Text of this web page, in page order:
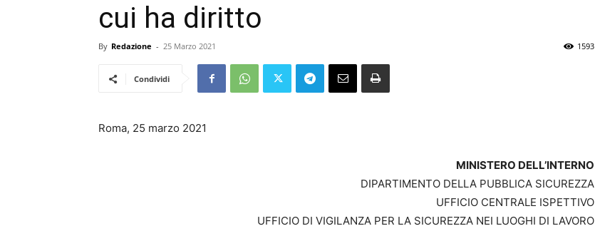
cui ha diritto
By Redazione - 25 Marzo 2021 1593
Condividi
Roma, 25 marzo 2021
MINISTERO DELL’INTERNO
DIPARTIMENTO DELLA PUBBLICA SICUREZZA
UFFICIO CENTRALE ISPETTIVO
UFFICIO DI VIGILANZA PER LA SICUREZZA NEI LUOGHI DI LAVORO